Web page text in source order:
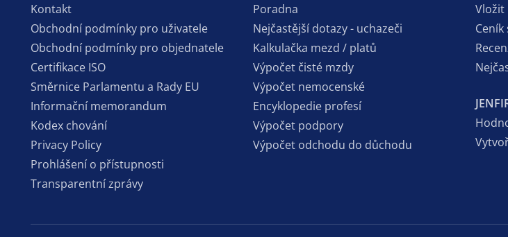
Kontakt
Obchodní podmínky pro uživatele
Obchodní podmínky pro objednatele
Certifikace ISO
Směrnice Parlamentu a Rady EU
Informační memorandum
Kodex chování
Privacy Policy
Prohlášení o přístupnosti
Transparentní zprávy
Poradna
Nejčastější dotazy - uchazeči
Kalkulačka mezd / platů
Výpočet čisté mzdy
Výpočet nemocenské
Encyklopedie profesí
Výpočet podpory
Výpočet odchodu do důchodu
Vložit
Ceník